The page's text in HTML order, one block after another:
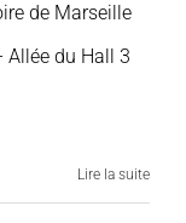
de Marseille
Allée du Hall 3
Lire la suite